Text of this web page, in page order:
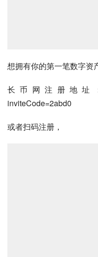
想拥有你的第一笔数字资
长币网注册地址：
inviteCode=2abd0
或者扫码注册，